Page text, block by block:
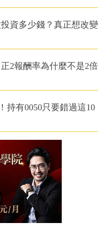
資多少錢？真正想改變
2報酬率為什麼不是2倍
持有0050只要錯過這10